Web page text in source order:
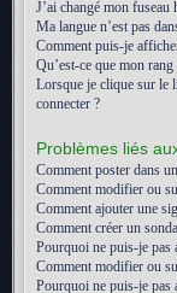
J’ai changé mon fuseau
Ma langue n’est pas
Comment puis-je
Qu’est-ce que mon
Lorsque je clique sur le
connecter ?
Problèmes liés
Comment poster dans
Comment modifier ou
Comment ajouter une
Comment créer un
Pourquoi ne puis-je pas
Comment modifier ou
Pourquoi ne puis-je pas